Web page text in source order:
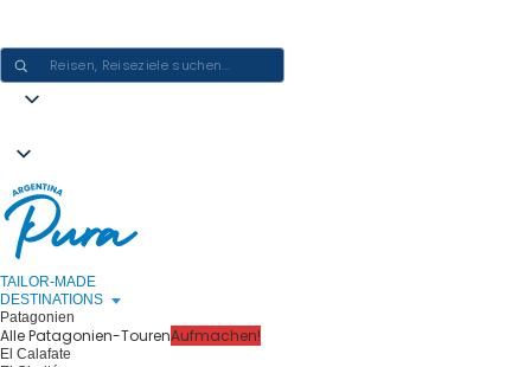
TAILOR-MADE
DESTINATIONS
Patagonien
Alle Patagonien-TourenAufmachen!
El Calafate